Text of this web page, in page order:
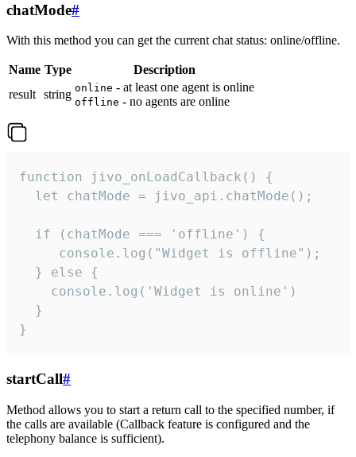
chatMode#
With this method you can get the current chat status: online/offline.
Name Type
Description
result string online - at least one agent is online
offline - no agents are online
function jivo_onLoadCallback() {
  let chatMode = jivo_api.chatMode();
  if (chatMode === 'offline') {
     console.log("Widget is offline");
  } else {
    console.log('Widget is online')
  }
}
startCall#
Method allows you to start a return call to the specified number, if
the calls are available (Callback feature is configured and the
telephony balance is sufficient).